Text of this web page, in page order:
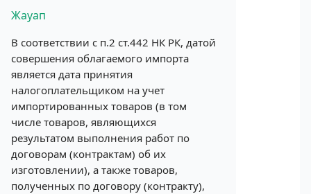
Жауап
В соответствии с п.2 ст.442 НК РК, датой
совершения облагаемого импорта
является дата принятия
налогоплательщиком на учет
импортированных товаров (в том
числе товаров, являющихся
результатом выполнения работ по
договорам (контрактам) об их
изготовлении), а также товаров,
полученных по договору (контракту),